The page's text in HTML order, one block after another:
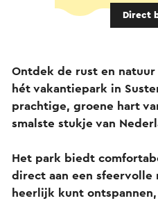
Direct
Ontdek de rust en natuur
hét vakantiepark in
prachtige, groene hart
smalste stukje van
Het park biedt
direct aan een sfeervolle
heerlijk kunt